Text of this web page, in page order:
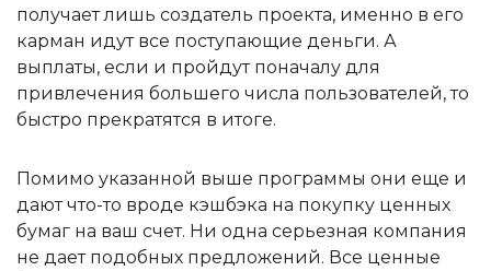
получает лишь создатель проекта, именно в его
карман идут все поступающие деньги. А
выплаты, если и пройдут поначалу для
привлечения большего числа пользователей, то
быстро прекратятся в итоге.
Помимо указанной выше программы они еще и
дают что-то вроде кэшбэка на покупку ценных
бумаг на ваш счет. Ни одна серьезная компания
не дает подобных предложений. Все ценные